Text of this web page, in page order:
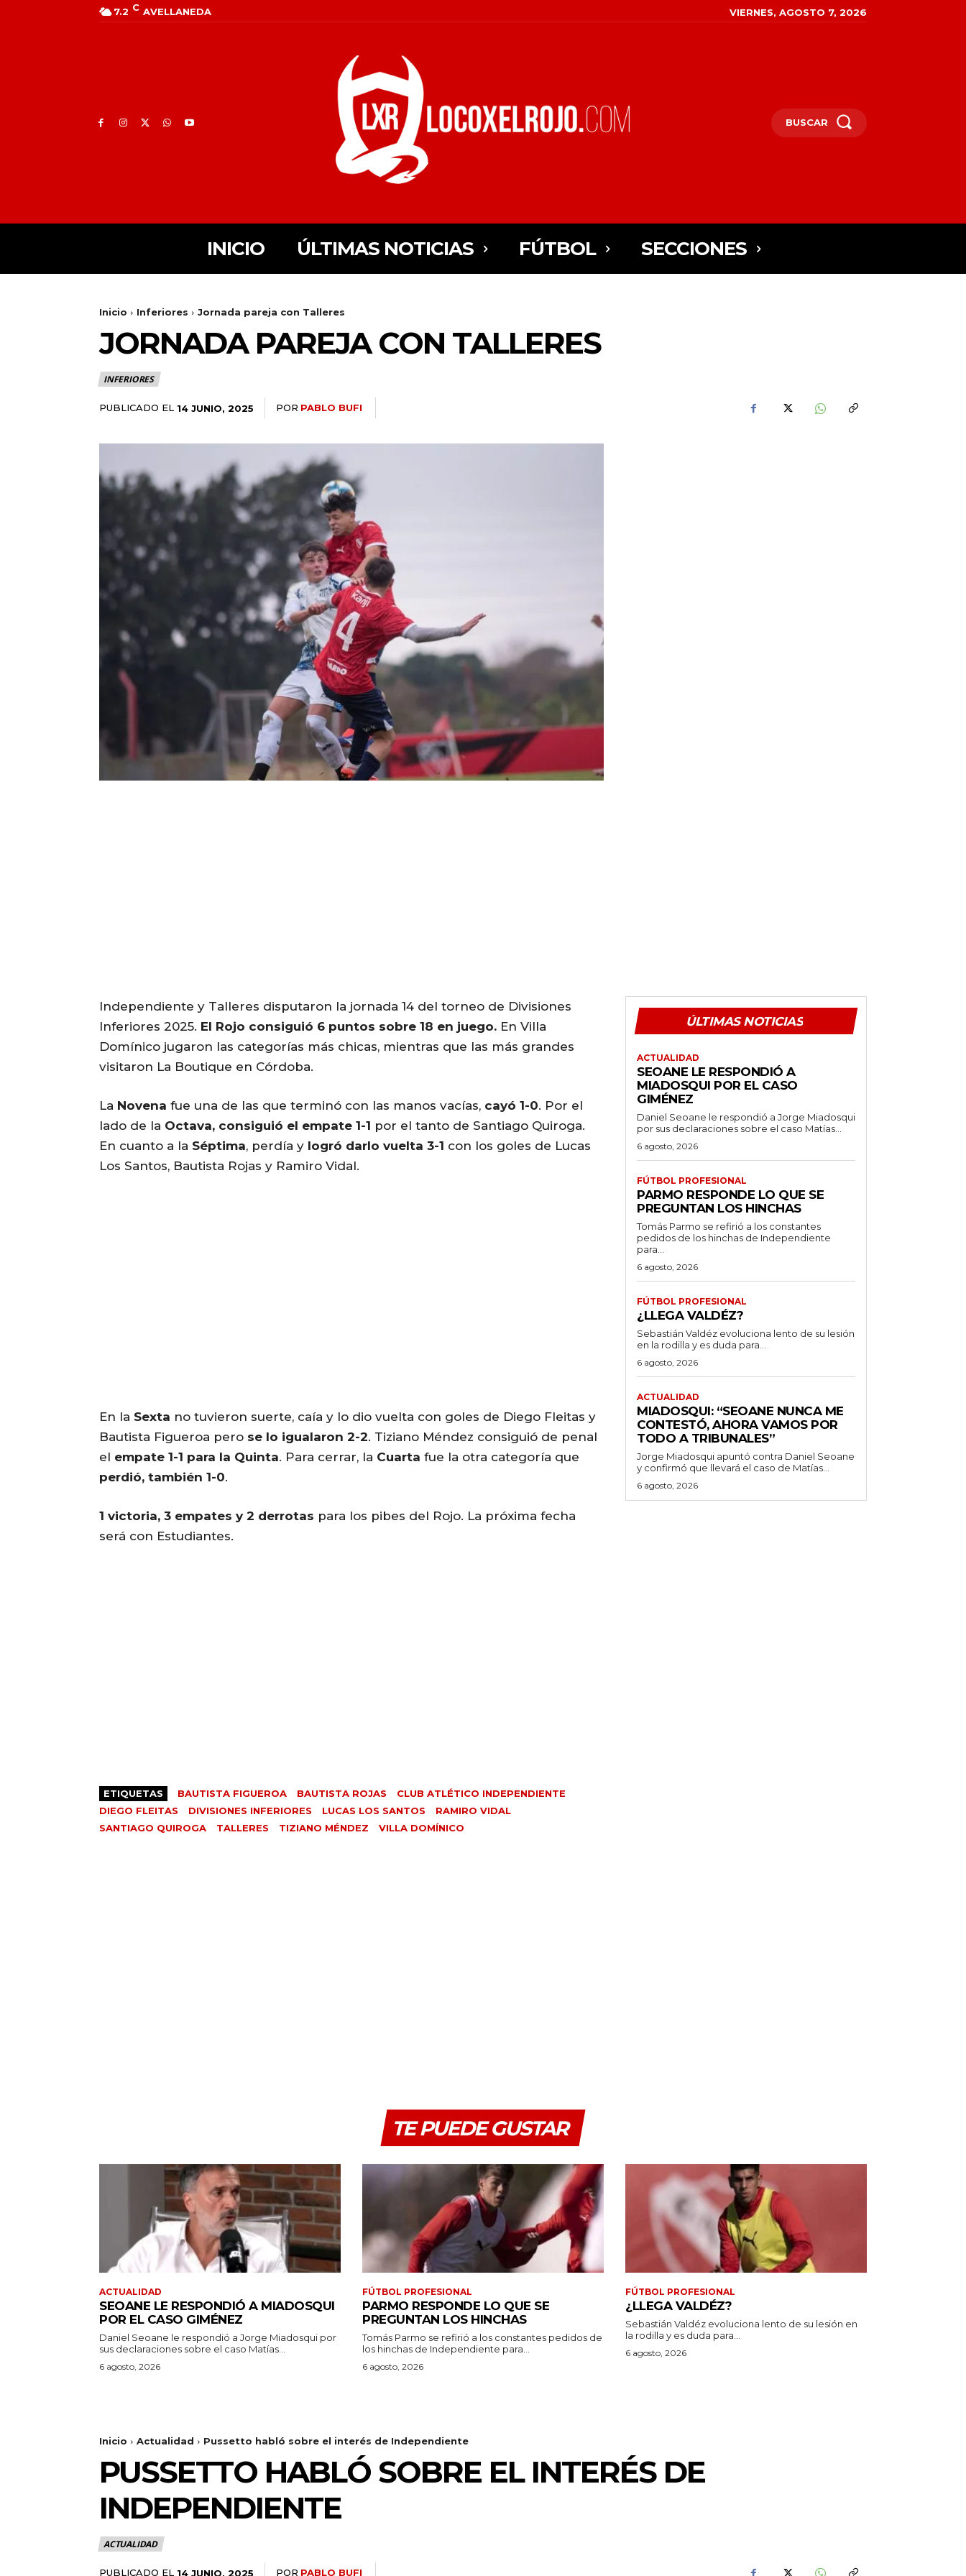
7.2 C AVELLANEDA VIERNES, AGOSTO 7, 2026
BUSCAR
INICIO ÚLTIMAS NOTICIAS FÚTBOL SECCIONES
Inicio Inferiores Jornada pareja con Talleres
JORNADA PAREJA CON TALLERES
INFERIORES
PUBLICADO EL 14 JUNIO, 2025 POR PABLO BUFI
Independiente y Talleres disputaron la jornada 14 del torneo de Divisiones
Inferiores 2025. El Rojo consiguió 6 puntos sobre 18 en juego. En Villa
Domínico jugaron las categorías más chicas, mientras que las más grandes
visitaron La Boutique en Córdoba.
La Novena fue una de las que terminó con las manos vacías, cayó 1-0. Por el
lado de la Octava, consiguió el empate 1-1 por el tanto de Santiago Quiroga.
En cuanto a la Séptima, perdía y logró darlo vuelta 3-1 con los goles de Lucas
Los Santos, Bautista Rojas y Ramiro Vidal.
En la Sexta no tuvieron suerte, caía y lo dio vuelta con goles de Diego Fleitas y
Bautista Figueroa pero se lo igualaron 2-2. Tiziano Méndez consiguió de penal
el empate 1-1 para la Quinta. Para cerrar, la Cuarta fue la otra categoría que
perdió, también 1-0.
1 victoria, 3 empates y 2 derrotas para los pibes del Rojo. La próxima fecha
será con Estudiantes.
ETIQUETAS BAUTISTA FIGUEROA BAUTISTA ROJAS
CLUB ATLÉTICO INDEPENDIENTE
DIEGO FLEITAS
DIVISIONES INFERIORES LUCAS LOS SANTOS
RAMIRO VIDAL
SANTIAGO QUIROGA
TALLERES TIZIANO MÉNDEZ VILLA DOMÍNICO
ÚLTIMAS NOTICIAS
ACTUALIDAD
SEOANE LE RESPONDIÓ A
MIADOSQUI POR EL CASO
GIMÉNEZ
Daniel Seoane le respondió a Jorge Miadosqui
por sus declaraciones sobre el caso Matías...
6 agosto, 2026
FÚTBOL PROFESIONAL
PARMO RESPONDE LO QUE SE
PREGUNTAN LOS HINCHAS
Tomás Parmo se refirió a los constantes
pedidos de los hinchas de Independiente
para...
6 agosto, 2026
FÚTBOL PROFESIONAL
¿LLEGA VALDÉZ?
Sebastián Valdéz evoluciona lento de su lesión
en la rodilla y es duda para...
6 agosto, 2026
ACTUALIDAD
MIADOSQUI: “SEOANE NUNCA ME
CONTESTÓ, AHORA VAMOS POR
TODO A TRIBUNALES”
Jorge Miadosqui apuntó contra Daniel Seoane
y confirmó que llevará el caso de Matías...
6 agosto, 2026
TE PUEDE GUSTAR
ACTUALIDAD
SEOANE LE RESPONDIÓ A MIADOSQUI
POR EL CASO GIMÉNEZ
Daniel Seoane le respondió a Jorge Miadosqui por
sus declaraciones sobre el caso Matías...
6 agosto, 2026
FÚTBOL PROFESIONAL
PARMO RESPONDE LO QUE SE
PREGUNTAN LOS HINCHAS
Tomás Parmo se refirió a los constantes pedidos de
los hinchas de Independiente para...
6 agosto, 2026
FÚTBOL PROFESIONAL
¿LLEGA VALDÉZ?
Sebastián Valdéz evoluciona lento de su lesión en
la rodilla y es duda para...
6 agosto, 2026